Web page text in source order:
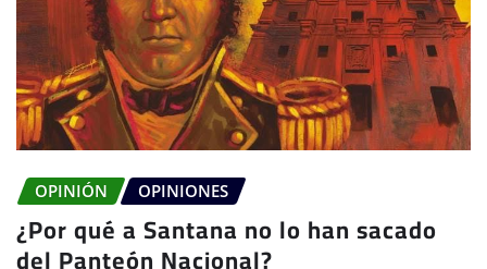
OPINIÓN OPINIONES
¿Por qué a Santana no lo han sacado